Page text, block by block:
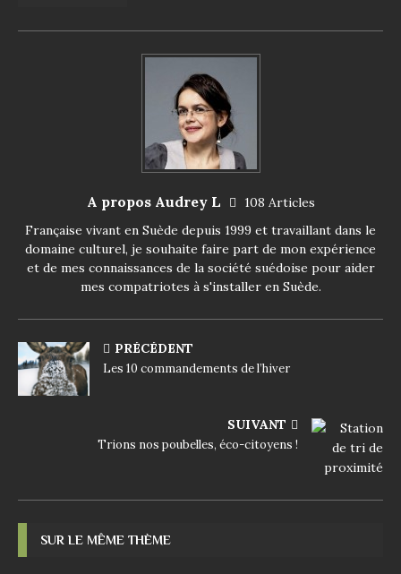
A propos Audrey L
108 Articles
Française vivant en Suède depuis 1999 et travaillant dans le
domaine culturel, je souhaite faire part de mon expérience
et de mes connaissances de la société suédoise pour aider
mes compatriotes à s'installer en Suède.
PRÉCÉDENT
Les 10 commandements de l’hiver
SUIVANT
Trions nos poubelles, éco-citoyens !
SUR LE MÊME THÈME